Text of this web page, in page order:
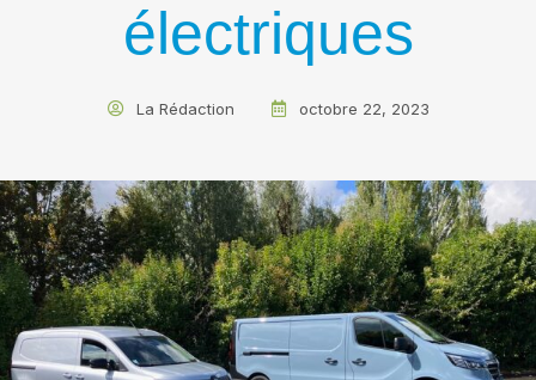
électriques
La Rédaction octobre 22, 2023